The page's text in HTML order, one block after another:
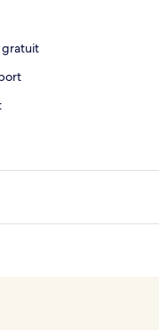
gratuit